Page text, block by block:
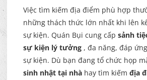
Việc tìm kiếm địa điểm phù hợp
những thách thức lớn nhất khi lên
sự kiện. Quán Bụi cung cấp sảnh
sự kiện lý tưởng , đa năng, đáp
sự kiện. Dù bạn đang tổ chức họp
sinh nhật tại nhà hay tìm kiếm địa